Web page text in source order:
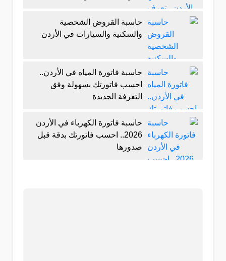
حاسبة القروض الشخصية
والسكنية والسيارات في الأردن
حاسبة فاتورة المياه في الأردن..
احسب فاتورتك بسهولة وفق
التعرفة الجديدة
حاسبة فاتورة الكهرباء في الأردن
2026.. احسب فاتورتك بدقة قبل
صدورها